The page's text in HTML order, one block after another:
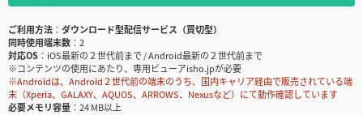
ご利用方法
ダウンロード型配信サービス（買切型）
同時使用端末数
2
対応OS
iOS最新の２世代前まで / Android最新の２世代前まで
※コンテンツの使用にあたり、専用ビューアisho.jpが必要
※Androidは、Android２世代前の端末のうち、国内キャリア経由で販売されている端
末（Xperia、GALAXY、AQUOS、ARROWS、Nexusなど）にて動作確認しています
必要メモリ容量
24 MB以上